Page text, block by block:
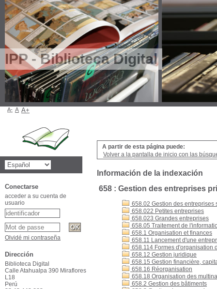
IPP - Biblioteca Digital
A partir de esta página puede:
Volver a la pantalla de inicio con las
Información de la indexación
658 : Gestion des entreprises
658.02 Gestion des entreprises
658.022 Petites entreprises
658.023 Grandes entreprises
658.05 Traitement de
658.1 Organisation et finances
658.11 Lancement d'une
658.114 Formes d'organisation
658.12 Gestion juridique
658.15 Gestion financière,
658.16 Réorganisation
658.18 Organisation des
658.2 Gestion des bâtiments
A- A A+
Conectarse
acceder a su cuenta de
usuario
Olvidé mi contraseña
Dirección
Biblioteca Digital
Calle Atahualpa 390 Miraflores
L18
Perú